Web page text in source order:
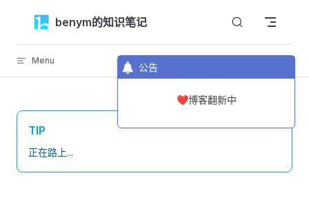
公告
❤️博客翻新中
Skip to contentbenym的知识笔记
Menu 返回顶部
TIP
正在路上...